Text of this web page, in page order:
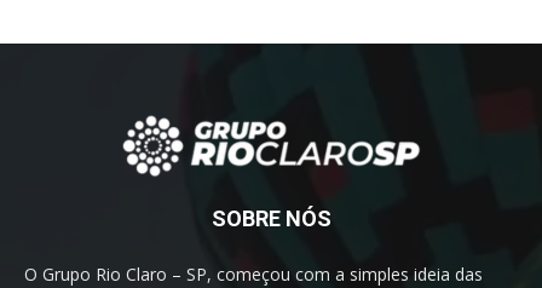
SOBRE NÓS
O Grupo Rio Claro – SP, começou com a simples ideia das